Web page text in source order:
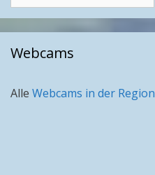
Monat
Webcams
Alle Webcams in der Region